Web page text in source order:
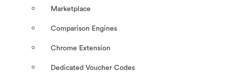
Marketplace
Comparison Engines
Chrome Extension
Dedicated Voucher Codes